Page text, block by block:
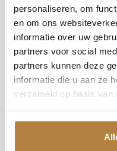
personaliseren, om
en om ons
informatie over uw
partners voor social
partners kunnen deze
informatie die u aan ze
verzameld op basis van
Bent u op zoek naar
eens een kijkje
Keijzers Exclusives.
autobedrijf met de
Mensen komen
vanwege onze
auto’s. Of u nu op
Audi of een Bentley,
topmerken occasions